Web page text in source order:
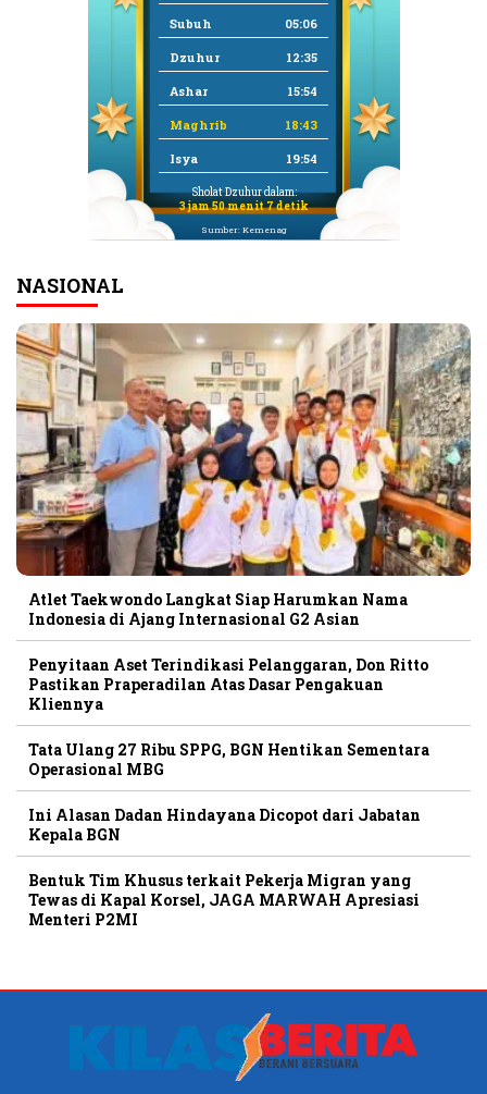
Subuh 05:06
Dzuhur 12:35
Ashar 15:54
Maghrib 18:43
Isya 19:54
Sholat Dzuhur dalam:
3 jam 50 menit 6 detik
Sumber: Kemenag
NASIONAL
Atlet Taekwondo Langkat Siap Harumkan Nama
Indonesia di Ajang Internasional G2 Asian
Penyitaan Aset Terindikasi Pelanggaran, Don Ritto
Pastikan Praperadilan Atas Dasar Pengakuan
Kliennya
Tata Ulang 27 Ribu SPPG, BGN Hentikan Sementara
Operasional MBG
Ini Alasan Dadan Hindayana Dicopot dari Jabatan
Kepala BGN
Bentuk Tim Khusus terkait Pekerja Migran yang
Tewas di Kapal Korsel, JAGA MARWAH Apresiasi
Menteri P2MI